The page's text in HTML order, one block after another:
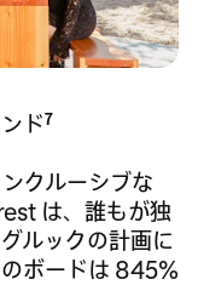
ド 7
クルーシブな
は、誰もが独
ルックの計画に
ボードは 845%